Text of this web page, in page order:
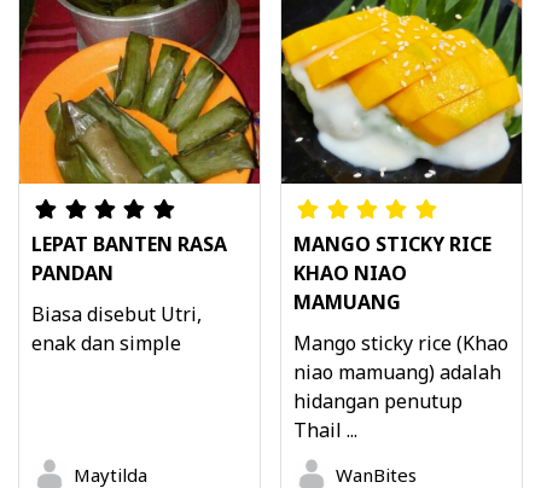
LEPAT BANTEN RASA
PANDAN
Biasa disebut Utri,
enak dan simple
Maytilda
MANGO STICKY RICE
KHAO NIAO
MAMUANG
Mango sticky rice (Khao
niao mamuang) adalah
hidangan penutup
Thail ...
WanBites